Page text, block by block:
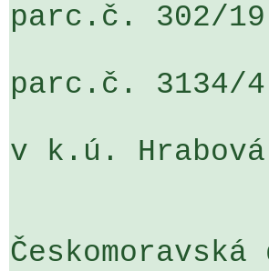
parc.č. 302/
parc.č.
v k.ú.